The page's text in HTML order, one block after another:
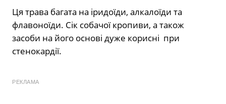
Ця трава багата на іридоїди, алкалоїди та
флавоноїди. Сік собачої кропиви, а також
засоби на його основі дуже корисні при
стенокардії.
РЕКЛАМА